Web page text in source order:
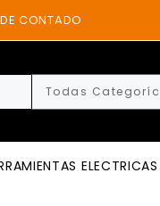
CONTADO
ELECTRICAS